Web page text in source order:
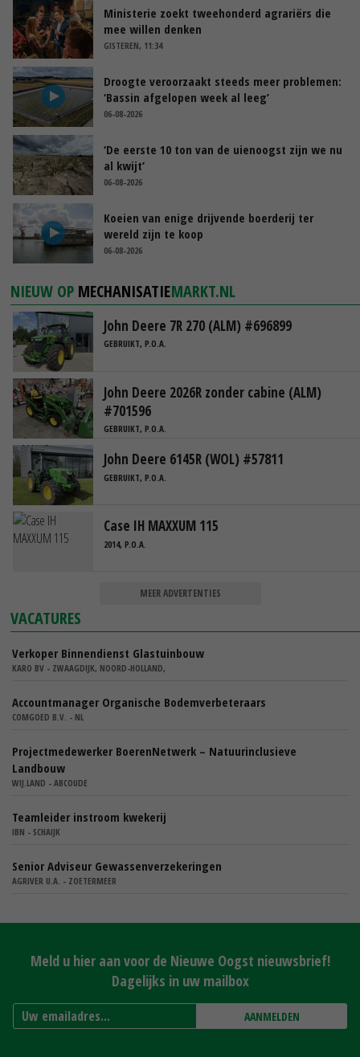
Ministerie zoekt tweehonderd agrariërs die
mee willen denken
GISTEREN, 11:34
Droogte veroorzaakt steeds meer problemen:
‘Bassin afgelopen week al leeg’
06-08-2026
‘De eerste 10 ton van de uienoogst zijn we nu
al kwijt’
06-08-2026
Koeien van enige drijvende boerderij ter
wereld zijn te koop
06-08-2026
NIEUW OP MECHANISATIEMARKT.NL
John Deere 7R 270 (ALM) #696899
GEBRUIKT, P.O.A.
John Deere 2026R zonder cabine (ALM)
#701596
GEBRUIKT, P.O.A.
John Deere 6145R (WOL) #57811
GEBRUIKT, P.O.A.
Case IH MAXXUM 115
2014, P.O.A.
MEER ADVERTENTIES
VACATURES
Verkoper Binnendienst Glastuinbouw
KARO BV - ZWAAGDIJK, NOORD-HOLLAND,
Accountmanager Organische Bodemverbeteraars
COMGOED B.V. - NL
Projectmedewerker BoerenNetwerk – Natuurinclusieve
Landbouw
WIJ.LAND - ABCOUDE
Teamleider instroom kwekerij
IBN - SCHAIJK
Senior Adviseur Gewassenverzekeringen
AGRIVER U.A. - ZOETERMEER
Meld u hier aan voor de Nieuwe Oogst nieuwsbrief!
Dagelijks in uw mailbox
AANMELDEN